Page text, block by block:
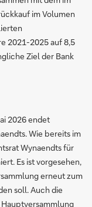
im Volumen
2021-2025 auf 8,5
Ziel der Bank
2026 endet
Wie bereits im
Wynaendts für
Es ist vorgesehen,
erneut zum
soll. Auch die